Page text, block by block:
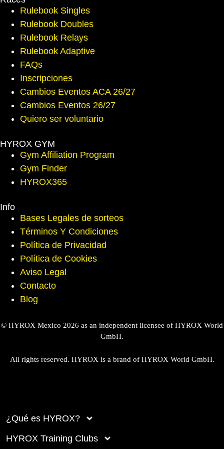
Rulebook Singles
Rulebook Doubles
Rulebook Relays
Rulebook Adaptive
FAQs
Inscripciones
Cambios Eventos ACA 26/27
Cambios Eventos 26/27
Quiero ser voluntario
HYROX GYM
Gym Affiliation Program
Gym Finder
HYROX365
Info
Bases Legales de sorteos
Términos Y Condiciones
Política de Privacidad
Política de Cookies
Aviso Legal
Contacto
Blog
© HYROX Mexico 2026 as an independent licensee of HYROX World
GmbH.
All rights reserved. HYROX is a brand of HYROX World GmbH.
¿Qué es HYROX?
HYROX Training Clubs